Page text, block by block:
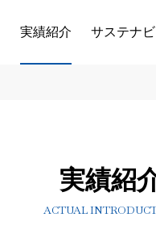
実績紹介 サステナ
実績紹
ACTUAL